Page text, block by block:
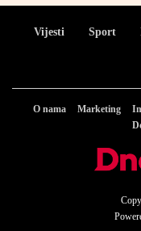
Vijesti Sport
O nama Marketing